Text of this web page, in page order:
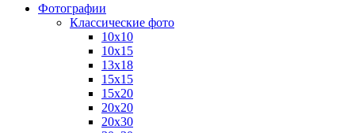
Фотографии
Классические фото
10х10
10х15
13х18
15х15
15х20
20х20
20х30